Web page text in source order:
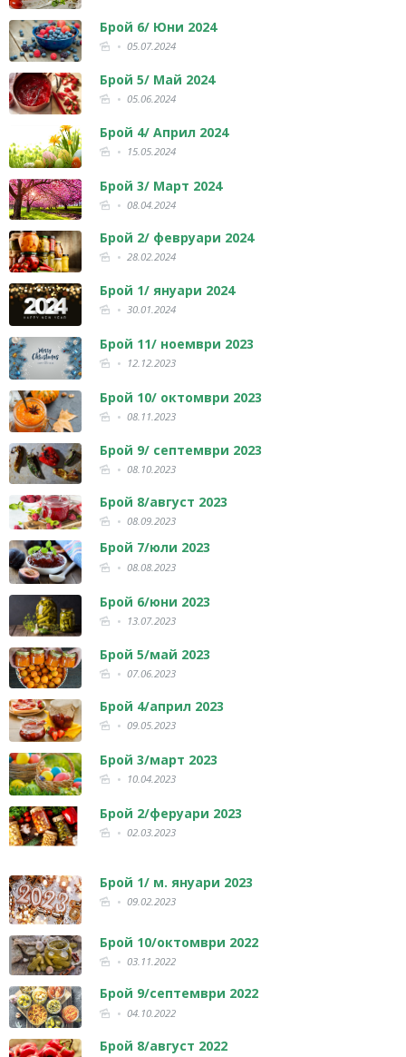
Брой 6/ Юни 2024
05.07.2024
Брой 5/ Май 2024
05.06.2024
Брой 4/ Април 2024
15.05.2024
Брой 3/ Март 2024
08.04.2024
Брой 2/ февруари 2024
28.02.2024
Брой 1/ януари 2024
30.01.2024
Брой 11/ ноември 2023
12.12.2023
Брой 10/ октомври 2023
08.11.2023
Брой 9/ септември 2023
08.10.2023
Брой 8/август 2023
08.09.2023
Брой 7/юли 2023
08.08.2023
Брой 6/юни 2023
13.07.2023
Брой 5/май 2023
07.06.2023
Брой 4/април 2023
09.05.2023
Брой 3/март 2023
10.04.2023
Брой 2/феруари 2023
02.03.2023
Брой 1/ м. януари 2023
09.02.2023
Брой 10/октомври 2022
03.11.2022
Брой 9/септември 2022
04.10.2022
Брой 8/август 2022